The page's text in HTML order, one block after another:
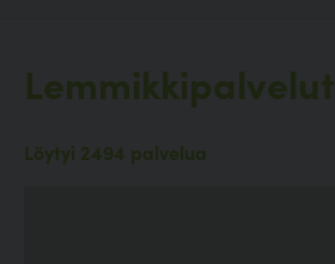
Lemmikkipalvelut
Löytyi 2494 palvelua